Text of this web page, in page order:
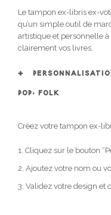
Le tampon ex-libris ex-
qu’un simple outil de
artistique et personnelle
clairement vos livres.
POP, FOLK
Créez votre tampon ex-
Cliquez sur le bouton
Ajoutez votre nom ou
Validez votre design et